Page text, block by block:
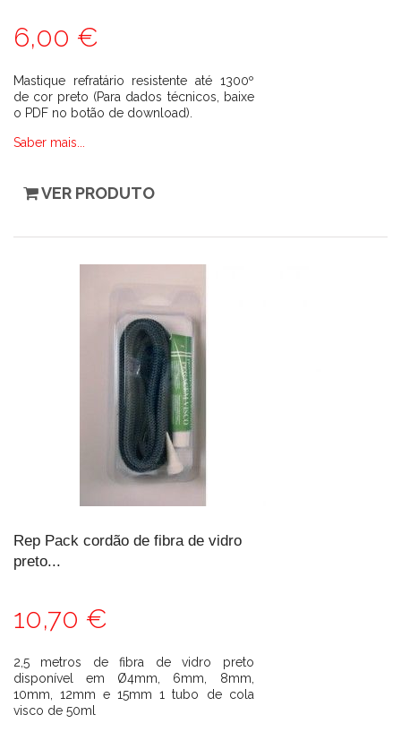
6,00 €
Mastique refratário resistente até 1300º
de cor preto (Para dados técnicos, baixe
o PDF no botão de download).
Saber mais...
VER PRODUTO
Rep Pack cordão de fibra de vidro
preto...
10,70 €
2,5 metros de fibra de vidro preto
disponível em Ø4mm, 6mm, 8mm,
10mm, 12mm e 15mm 1 tubo de cola
visco de 50ml